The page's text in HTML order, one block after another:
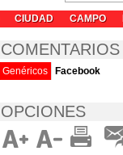
CIUDAD CAMPO
COMENTARIOS
Genéricos Facebook
OPCIONES